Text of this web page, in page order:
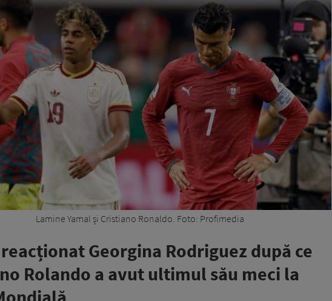
Lamine Yamal și Cristiano Ronaldo. Foto: Profimedia
reacționatGeorgina Rodriguez după ce
Rolando a avut ultimul său meci la